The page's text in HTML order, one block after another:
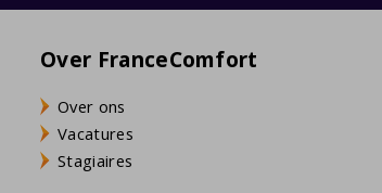
Over FranceComfort
Over ons
Vacatures
Stagiaires